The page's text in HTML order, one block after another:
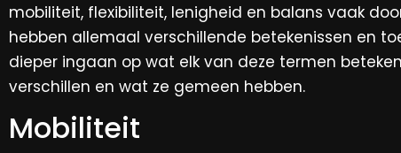
mobiliteit, flexibiliteit, lenigheid en balans vaak
hebben allemaal verschillende betekenissen en
dieper ingaan op wat elk van deze termen
verschillen en wat ze gemeen hebben.
Mobiliteit